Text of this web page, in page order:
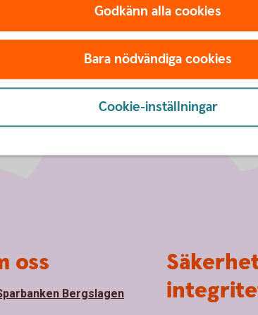
Godkänn alla cookies
Bara nödvändiga cookies
Cookie-inställningar
oss
Bergslagen